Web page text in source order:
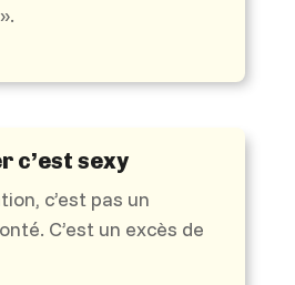
c’est sexy
c’est pas un
C’est un excès de